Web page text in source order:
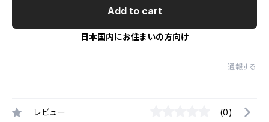
Add to cart
日本国内にお住まいの方向け
通報する
レビュー (0)